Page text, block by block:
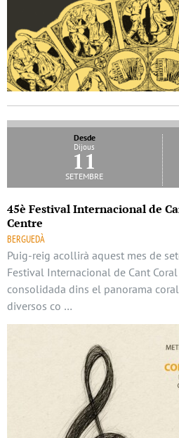
Desde
Dijous
11
setembre
45è Festival Internacional de
Centre
BERGUEDÀ
Puig-reig acollirà aquest mes de
Festival Internacional de Cant
consolidada dins el panorama
diversos co …